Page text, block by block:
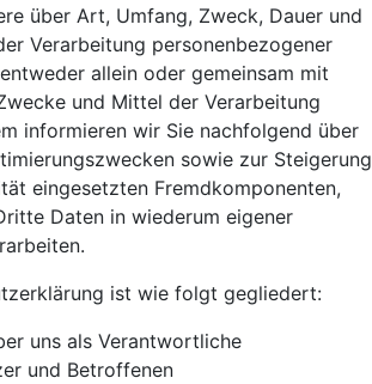
über Art, Umfang, Zweck, Dauer und
Verarbeitung personenbezogener
allein oder gemeinsam mit
und Mittel der Verarbeitung
informieren wir Sie nachfolgend über
sowie zur Steigerung
eingesetzten Fremdkomponenten,
Daten in wiederum eigener
ist wie folgt gegliedert:
uns als Verantwortliche
und Betroffenen